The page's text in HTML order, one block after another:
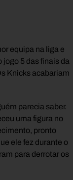
equipa na liga e
jogo 5 das finais da
Knicks acabariam
parecia saber.
uma figura no
pronto
ele fez durante o
para derrotar os